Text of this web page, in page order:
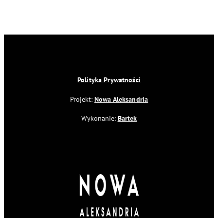
Polityka Prywatności
Projekt: Nowa Aleksandria
Wykonanie: Bartek